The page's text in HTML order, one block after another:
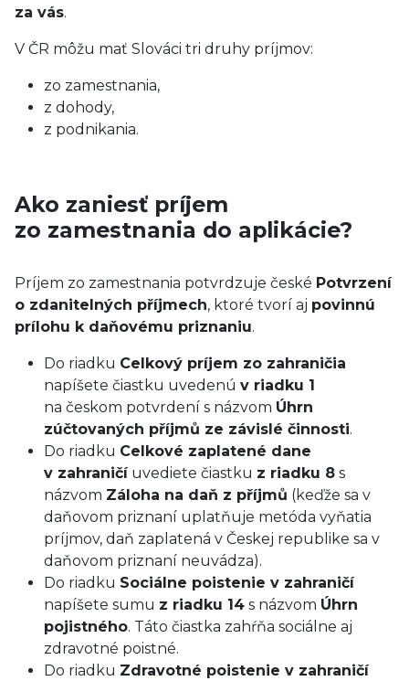
za vás.
V ČR môžu mať Slováci tri druhy príjmov:
zo zamestnania,
z dohody,
z podnikania.
Ako zaniesť príjem
zo zamestnania do aplikácie?
Príjem zo zamestnania potvrdzuje české Potvrzení
o zdanitelných příjmech, ktoré tvorí aj povinnú
prílohu k daňovému priznaniu.
Do riadku Celkový príjem zo zahraničia
napíšete čiastku uvedenú v riadku 1
na českom potvrdení s názvom Úhrn
zúčtovaných příjmů ze závislé činnosti.
Do riadku Celkové zaplatené dane
v zahraničíuvediete čiastku z riadku 8 s
názvom Záloha na daň z příjmů (keďže sa v
daňovom priznaní uplatňuje metóda vyňatia
príjmov, daň zaplatená v Českej republike sa v
daňovom priznaní neuvádza).
Do riadku Sociálne poistenie v zahraničí
napíšete sumu z riadku 14 s názvom Úhrn
pojistného. Táto čiastka zahŕňa sociálne aj
zdravotné poistné.
Do riadku Zdravotné poistenie v zahraničí